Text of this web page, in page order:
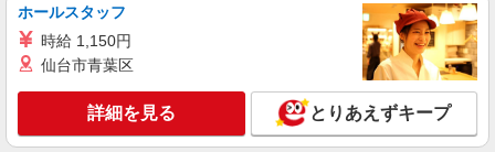
紹介予定派遣
株式会社シエロ
人気機種に詳しくなれる携帯販売【au】
月給259200円〜300000円（経験・能力によ
る） ※残業手当別途支給 ※研修期間6か月・時給
1500円〜 ★交通費別途支給（規定あり） ゜
+゜・。○。・゜+゜・。○。・゜+゜ 入社祝い金10
熊本県熊本市中央区の家電量販店
ホールスタッフ
時給 1,150円
仙台市青葉区
詳細を見る とりあえずキープ